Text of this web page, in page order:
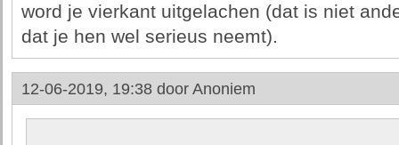
word je vierkant uitgelachen (dat is niet
dat je hen wel serieus neemt).
12-06-2019, 19:38 door Anoniem